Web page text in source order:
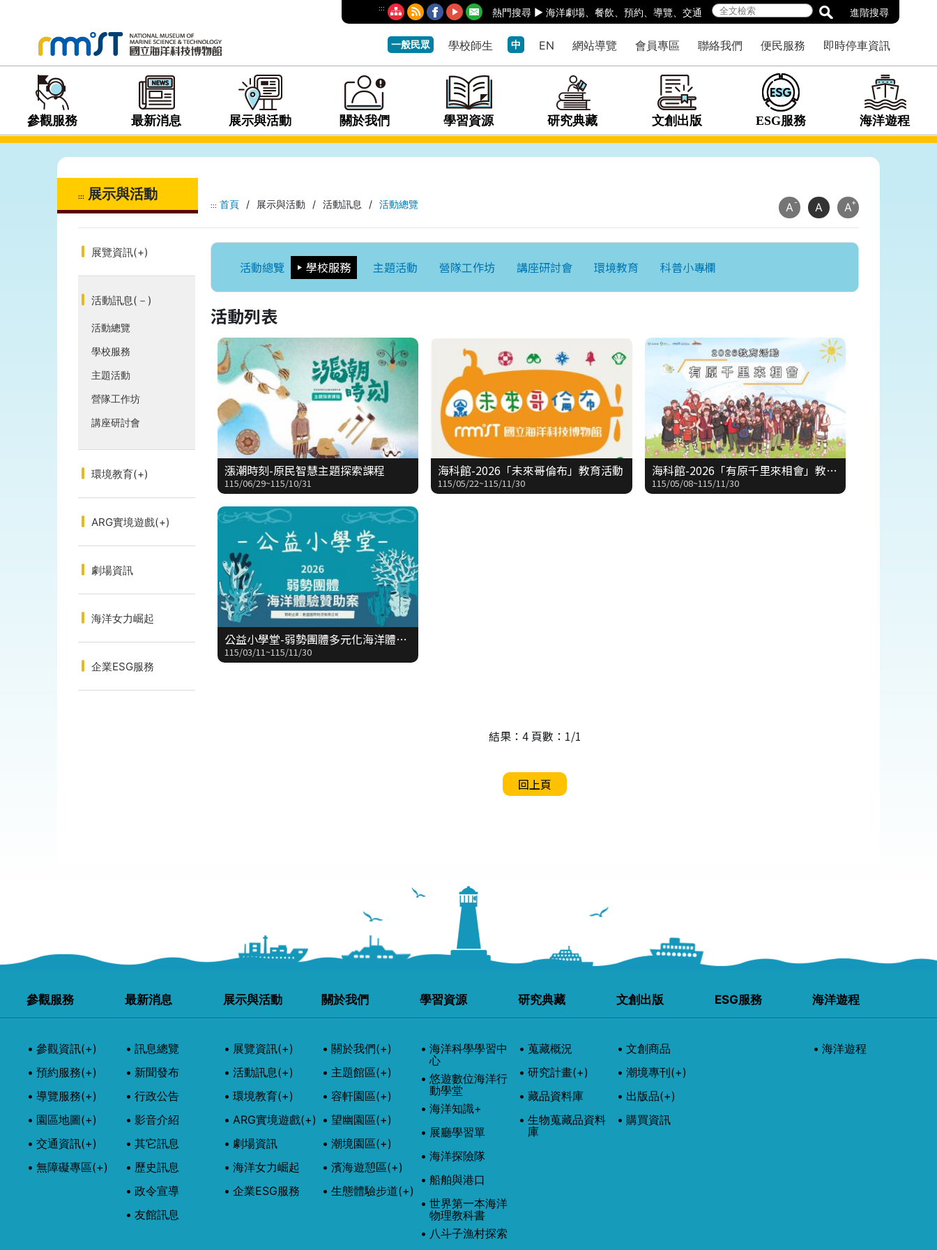
::: 熱門搜尋 ► 海洋劇場、 餐飲 預約 導覽 交通 進階搜尋
一般民眾 學校師生 中 EN 網站導覽 會員專區 聯絡我們 便民服務 即時停車資訊
參觀服務 最新消息 展示與活動 關於我們 學習資源 研究典藏 文創出版 ESG服務 海洋遊程
::: 展示與活動
展覽資訊(+)
活動訊息(－)
活動總覽
學校服務
主題活動
營隊工作坊
講座研討會
環境教育(+)
ARG實境遊戲(+)
劇場資訊
海洋女力崛起
企業ESG服務
::: 首頁 / 展示與活動 / 活動訊息 / 活動總覽 A- A A+
活動總覽 學校服務 主題活動 營隊工作坊 講座研討會 環境教育 科普小專欄
活動列表
漲潮時刻-原民智慧主題探索課程
115/06/29~115/10/31
海科館-2026「未來哥倫布」教育活動
115/05/22~115/11/30
海科館-2026「有原千里來相會」教育活動
115/05/08~115/11/30
公益小學堂-弱勢團體多元化海洋體驗贊助案
115/03/11~115/11/30
結果：4 頁數：1/1
回上頁
參觀服務
參觀資訊(+)
預約服務(+)
導覽服務(+)
園區地圖(+)
交通資訊(+)
無障礙專區(+)
最新消息
訊息總覽
新聞發布
行政公告
影音介紹
其它訊息
歷史訊息
政令宣導
友館訊息
展示與活動
展覽資訊(+)
活動訊息(+)
環境教育(+)
ARG實境遊戲(+)
劇場資訊
海洋女力崛起
企業ESG服務
關於我們
關於我們(+)
主題館區(+)
容軒園區(+)
望幽園區(+)
潮境園區(+)
濱海遊憩區(+)
生態體驗步道(+)
學習資源
海洋科學學習中
心
悠遊數位海洋行
動學堂
海洋知識+
展廳學習單
海洋探險隊
船舶與港口
世界第一本海洋
物理教科書
八斗子漁村探索
研究典藏
蒐藏概況
研究計畫(+)
藏品資料庫
生物蒐藏品資料
庫
文創出版
文創商品
潮境專刊(+)
出版品(+)
購買資訊
ESG服務 海洋遊程
海洋遊程